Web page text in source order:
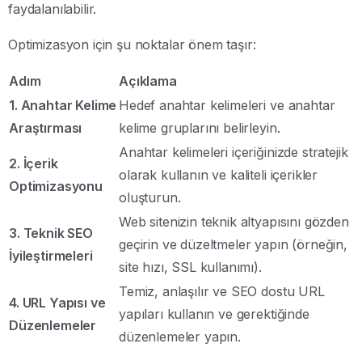
faydalanılabilir.
Optimizasyon için şu noktalar önem taşır:
Adım
Açıklama
1. Anahtar Kelime
Araştırması
Hedef anahtar kelimeleri ve anahtar
kelime gruplarını belirleyin.
2. İçerik
Optimizasyonu
Anahtar kelimeleri içeriğinizde stratejik
olarak kullanın ve kaliteli içerikler
oluşturun.
3. Teknik SEO
İyileştirmeleri
Web sitenizin teknik altyapısını gözden
geçirin ve düzeltmeler yapın (örneğin,
site hızı, SSL kullanımı).
4. URL Yapısı ve
Düzenlemeler
Temiz, anlaşılır ve SEO dostu URL
yapıları kullanın ve gerektiğinde
düzenlemeler yapın.